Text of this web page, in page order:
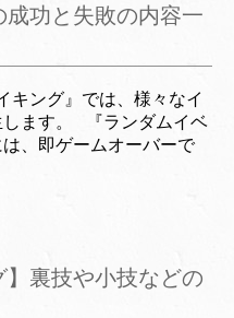
功と失敗の内容一
キング』では、様々なイ
します。 『ランダムイベ
、即ゲームオーバーで
】裏技や小技などの